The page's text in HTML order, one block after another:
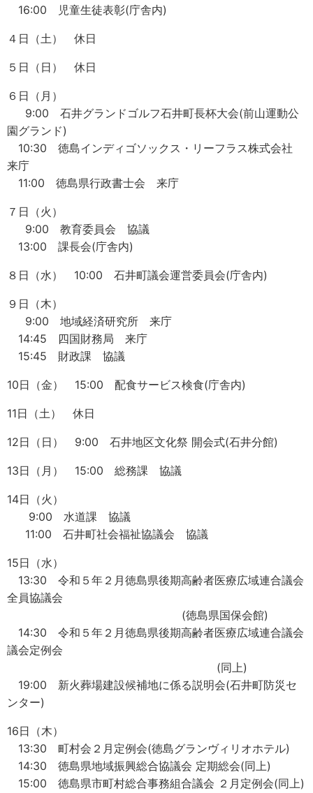
16:00 児童生徒表彰(庁舎内)
４日（土） 休日
５日（日） 休日
６日（月）
9:00 石井グランドゴルフ石井町長杯大会(前山運動公
園グランド)
10:30 徳島インディゴソックス・リーフラス株式会社
来庁
11:00 徳島県行政書士会 来庁
７日（火）
9:00 教育委員会 協議
13:00 課長会(庁舎内)
８日（水） 10:00 石井町議会運営委員会(庁舎内)
９日（木）
9:00 地域経済研究所 来庁
14:45 四国財務局 来庁
15:45 財政課 協議
10日（金） 15:00 配食サービス検食(庁舎内)
11日（土） 休日
12日（日） 9:00 石井地区文化祭 開会式(石井分館)
13日（月） 15:00 総務課 協議
14日（火）
9:00 水道課 協議
11:00 石井町社会福祉協議会 協議
15日（水）
13:30 令和５年２月徳島県後期高齢者医療広域連合議会
全員協議会
(徳島県国保会館)
14:30 令和５年２月徳島県後期高齢者医療広域連合議会
議会定例会
(同上)
19:00 新火葬場建設候補地に係る説明会(石井町防災セ
ンター)
16日（木）
13:30 町村会２月定例会(徳島グランヴィリオホテル)
14:30 徳島県地域振興総合協議会 定期総会(同上)
15:00 徳島県市町村総合事務組合議会 ２月定例会(同上)